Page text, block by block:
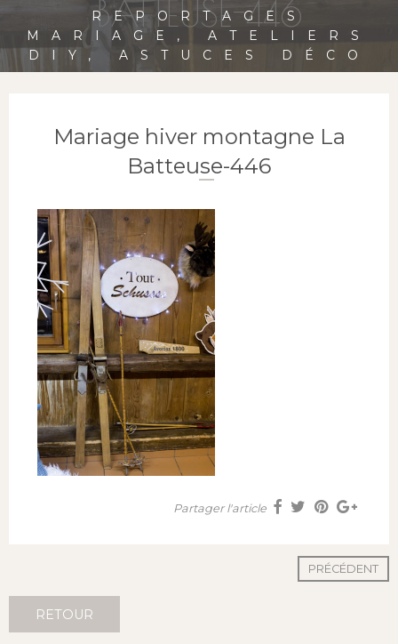
BATTEUSE-446
REPORTAGES
MARIAGE, ATELIERS
DIY, ASTUCES DÉCO
Mariage hiver montagne La
Batteuse-446
Partager l'article
PRÉCÉDENT
RETOUR